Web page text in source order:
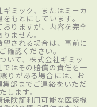
ミック、またはミーカ
もとにしています。
りますが、内容を完全
ません。
される場合は、事前に
確認ください。
いて、株式会社ギミッ
はその賠償の責任を一
りがある場合には、お
部までご連絡をいただ
します。
険証利用可能な医療機